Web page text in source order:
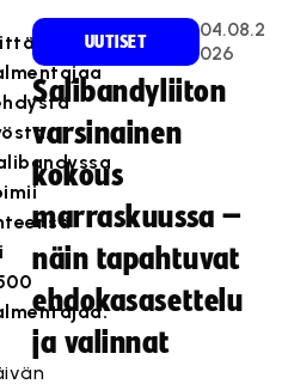
UUTISET
04.08.2
026
Salibandyliiton
varsinainen
kokous
marraskuussa –
näin tapahtuvat
ehdokasasettelu
ja valinnat